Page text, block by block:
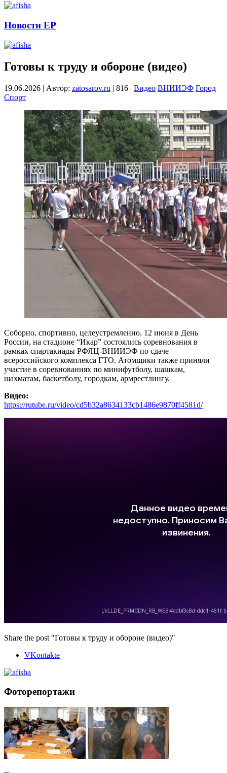
Новости ЕР
Готовы к труду и обороне (видео)
19.06.2026 | Автор: zatosarov.ru | 816 | Видео ВНИИЭФ Город
Спорт
Соборно, спортивно, целеустремленно. 12 июня в День
России, на стадионе “Икар” состоялись соревнования в
рамках спартакиады РФЯЦ-ВНИИЭФ по сдаче
всероссийского комплекса ГТО. Атомщики также приняли
участие в соревнованиях по минифутболу, шашкам,
шахматам, баскетболу, городкам, армрестлингу.
Видео:
https://rutube.ru/video/cd5b32a8634133cb1486e9870ff4581d/
Share the post "Готовы к труду и обороне (видео)"
VKontakte
Фоторепортажи